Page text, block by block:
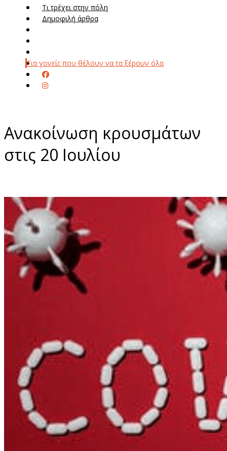
Τι τρέχει στην πόλη
Δημοφιλή άρθρα
Για γονείς που θέλουν να τα ξέρουν όλα
Ανακοίνωση κρουσμάτων
στις 20 Ιουλίου